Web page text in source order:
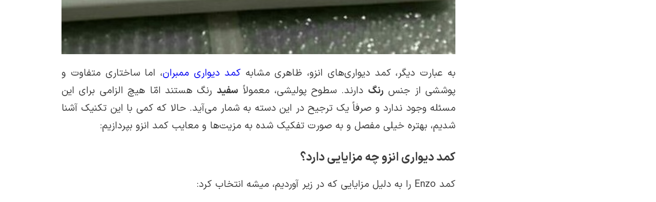
به عبارت دیگر، کمد دیواری‌های انزو، ظاهری مشابهکمد دیواری ممبران، اما ساختاری متفاوت و
پوششی از جنسرنگ دارند. سطوح پولیشی، معمولاًسفید رنگ هستند امّا هیچ الزامی برای این
مسئله وجود ندارد و صرفاً یک ترجیح در این دسته به شمار می‌آید. حالا که کمی با این تکنیک آشنا
شدیم، بهتره خیلی مفصل و به صورت تفکیک شده به مزیت­‌ها و معایب کمد انزو بپردازیم:
کمد دیواری انزو چه مزایایی دارد؟
کمد Enzo را به دلیل مزایایی که در زیر آوردیم، میشه انتخاب کرد: